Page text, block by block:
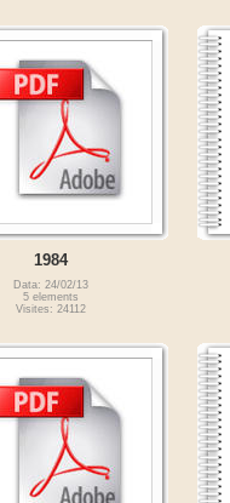
1984
Data: 24/02/13
5 elements
Visites: 24112